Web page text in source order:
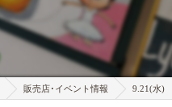
販売店･イベント情報 9.21(水)